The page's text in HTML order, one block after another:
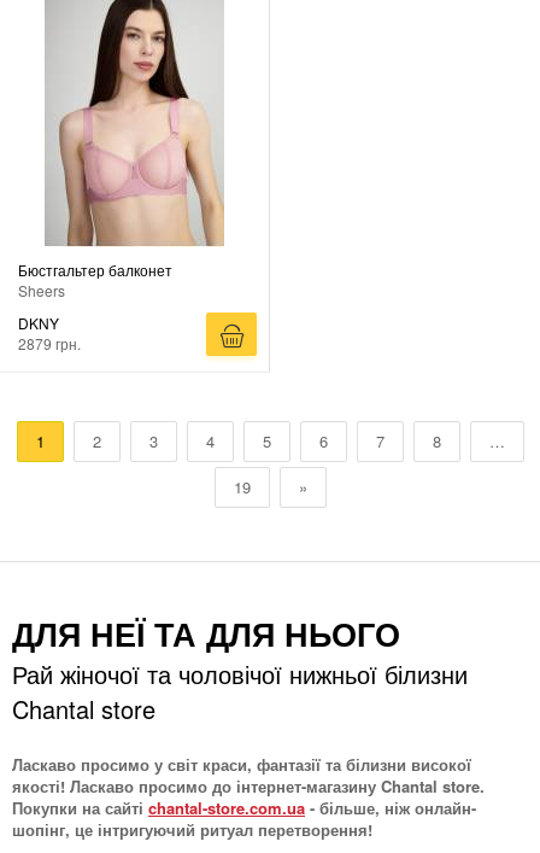
Бюстгальтер балконет
Sheers
DKNY
2879 грн.
1 2 3 4 5 6 7 8
…
19
»
ДЛЯ НЕЇ ТА ДЛЯ НЬОГО
Рай жіночої та чоловічої нижньої білизни
Chantal store
Ласкаво просимо у світ краси, фантазії та білизни високої
якості! Ласкаво просимо до інтернет-магазину Chantal store.
Покупки на сайті chantal-store.com.ua - більше, ніж онлайн-
шопінг, це інтригуючий ритуал перетворення!